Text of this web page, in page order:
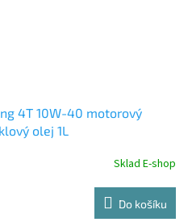
4T 10W-40 motorový
olej 1L
Sklad E-shop
Do košíku